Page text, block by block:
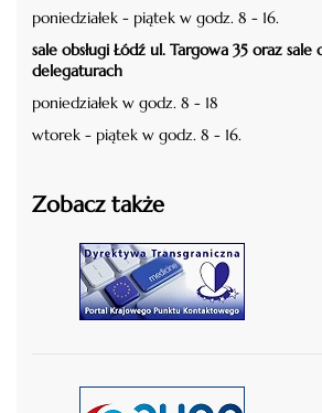
poniedziałek - piątek w godz. 8 - 16.
sale obsługi Łódź ul. Targowa 35 oraz sale
delegaturach
poniedziałek w godz. 8 - 18
wtorek - piątek w godz. 8 - 16.
Zobacz także
czytaj więcej